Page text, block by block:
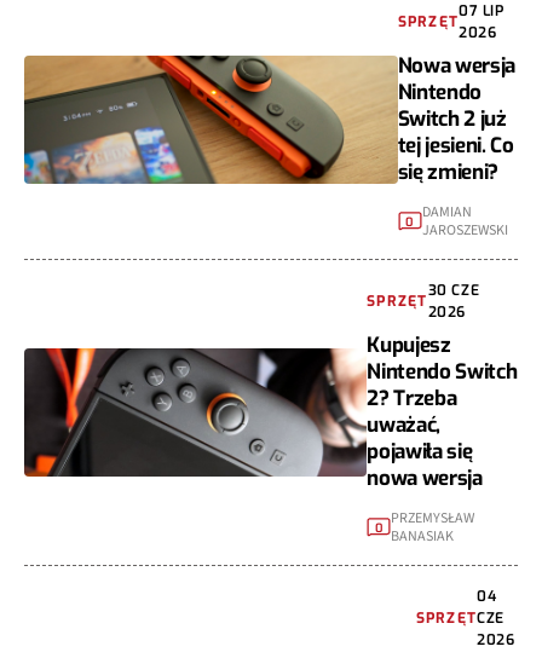
SPRZĘT
07 LIP
2026
Nowa wersja
Nintendo
Switch 2 już
tej jesieni. Co
się zmieni?
0 DAMIAN
JAROSZEWSKI
SPRZĘT
30 CZE
2026
Kupujesz
Nintendo Switch
2? Trzeba
uważać,
pojawiła się
nowa wersja
0
PRZEMYSŁAW
BANASIAK
SPRZĘT
04
CZE
2026